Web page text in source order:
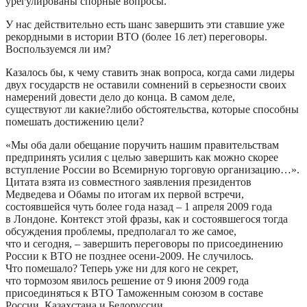
У нас действительно есть шанс завершить эти ставшие уже
рекордными в истории ВТО (более 16 лет) переговоры.
Воспользуемся ли им?
Казалось бы, к чему ставить знак вопроса, когда сами лидеры
двух государств не оставили сомнений в серьезности своих
намерений довести дело до конца. В самом деле,
существуют ли какие?либо обстоятельства, которые способны
помешать достижению цели?
«Мы оба дали обещание поручить нашим правительствам
предпринять усилия с целью завершить как можно скорее
вступление России во Всемирную торговую организацию…».
Цитата взята из совместного заявления президентов
Медведева и Обамы по итогам их первой встречи,
состоявшейся чуть более года назад – 1 апреля 2009 года
в Лондоне. Контекст этой фразы, как и состоявшегося тогда
обсуждения проблемы, предполагал то же самое,
что и сегодня, – завершить переговоры по присоединению
России к ВТО не позднее осени-2009. Не случилось.
Что помешало? Теперь уже ни для кого не секрет,
что тормозом явилось решение от 9 июня 2009 года
присоединяться к ВТО Таможенным союзом в составе